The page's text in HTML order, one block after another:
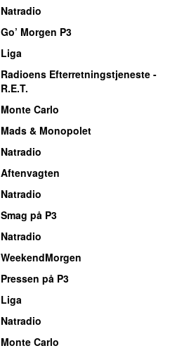
Natradio
Go’ Morgen P3
Liga
Radioens Efterretningstjeneste -
R.E.T.
Monte Carlo
Mads & Monopolet
Natradio
Aftenvagten
Natradio
Smag på P3
Natradio
WeekendMorgen
Pressen på P3
Liga
Natradio
Monte Carlo